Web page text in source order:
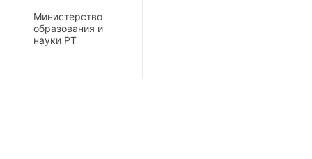
Министерство
образования и
науки РТ